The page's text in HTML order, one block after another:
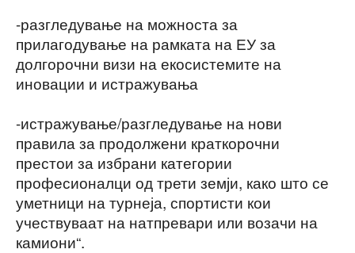
-разгледување на можноста за
прилагодување на рамката на ЕУ за
долгорочни визи на екосистемите на
иновации и истражувања
-истражување/разгледување на нови
правила за продолжени краткорочни
престои за избрани категории
професионалци од трети земји, како што се
уметници на турнеја, спортисти кои
учествуваат на натпревари или возачи на
камиони“.